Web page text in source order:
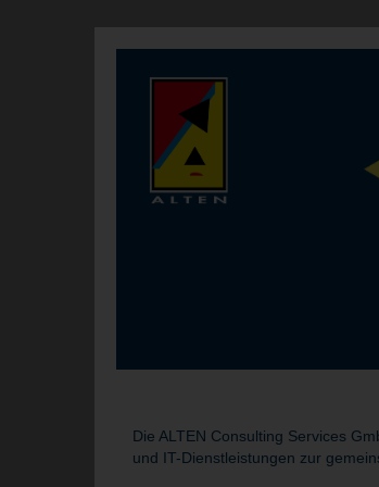
Die ALTEN Consulting Services
und IT-Dienstleistungen zur